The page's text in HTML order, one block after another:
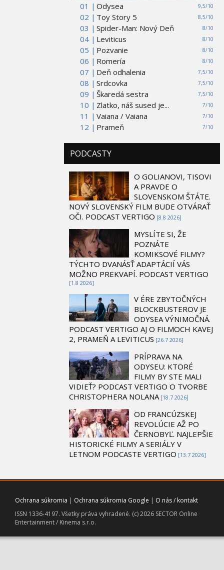
01 | 9,5/10
Odysea
02 |
8,5/10
Toy Story 5
03 |
8/10
Spider-Man: Nový Deň
04 |
8/10
Leviticus
05 |
8/10
Pozvanie
06 |
8/10
Romería
07 |
7,5/10
Deň odhalenia
08 |
7,5/10
Srdcovka
09 |
7,5/10
Škaredá sestra
10 |
7/10
Zlatko, náš sused je...
11 |
7/10
Vaiana / Vaiana
12 |
7/10
Prameň
PODCASTY
O GOLIANOVI, TISOVI
A PRAVDE O
SLOVENSKOM ŠTÁTE.
NOVÝ SLOVENSKÝ FILM BUDE OTVÁRAŤ
OČI. PODCAST VERTIGO [8.8 2026]
MYSLÍTE SI, ŽE
POZNÁTE
KOMIKSOVÉ FILMY?
TÝCHTO DVANÁSŤ ADAPTÁCIÍ VÁS
MOŽNO PREKVAPÍ. PODCAST VERTIGO
[1.8 2026]
V ÉRE ZBYTOČNÝCH
BLOCKBUSTEROV JE
ODYSEA VÝNIMOČNÁ.
PODCAST VERTIGO AJ O FILMOCH KAVEJ
2, PRAMEŇ A LEVITICUS [26.7 2026]
PRÍPRAVA NA
ODYSEU: KTORÉ
FILMY BY STE MALI
VIDIEŤ? PODCAST VERTIGO O TVORBE
CHRISTOPHERA NOLANA [18.7 2026]
OD FRANCÚZSKEJ
REVOLÚCIE AŽ PO
ČERNOBYĽ. NAJLEPŠIE
HISTORICKÉ FILMY A SERIÁLY V
LETNOM PODCASTE VERTIGO [13.7 2026]
Ochrana súkromia | Ochrana súkromia Google | O nás / kontakt
ISSN 1336-4197. Všetky práva vyhradené. (c) 2026 SECTOR Online
Entertainment / Kinema s.r.o.